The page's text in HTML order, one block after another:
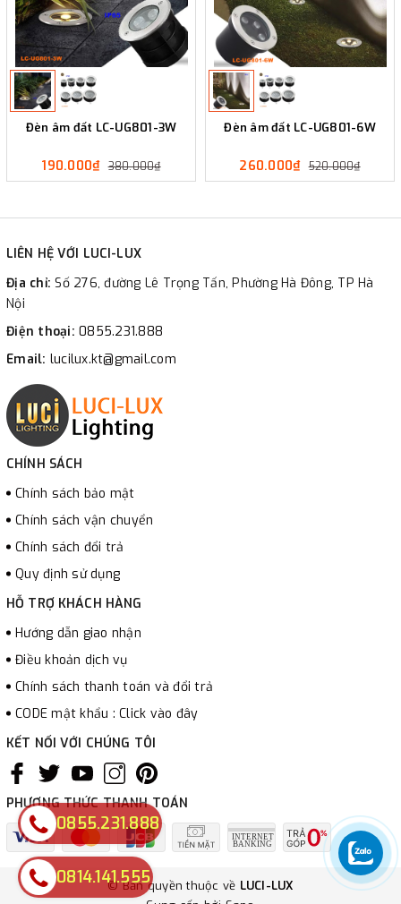
Đèn âm đất LC-UG801-3W
190.000₫ 380.000₫
Đèn âm đất LC-UG801-6W
260.000₫ 520.000₫
LIÊN HỆ VỚI LUCI-LUX
Địa chỉ:Số 276, đường Lê Trọng Tấn, Phường Hà Đông, TP Hà
Nội
Điện thoại: 0855.231.888
Email: lucilux.kt@gmail.com
CHÍNH SÁCH
Chính sách bảo mật
Chính sách vận chuyển
Chính sách đổi trả
Quy định sử dụng
HỖ TRỢ KHÁCH HÀNG
Hướng dẫn giao nhận
Điều khoản dịch vụ
Chính sách thanh toán và đổi trả
CODE mật khẩu : Click vào đây
KẾT NỐI VỚI CHÚNG TÔI
PHƯƠNG THỨC THANH TOÁN
© Bản quyền thuộc về LUCI-LUX
0814.141.555
0855.231.888